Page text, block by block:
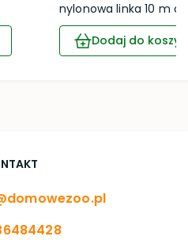
nylonowa linka 10 m
Dodaj do